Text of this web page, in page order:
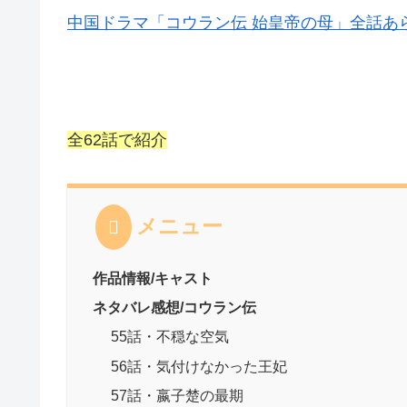
中国ドラマ「コウラン伝 始皇帝の母」全話あ
全62話で紹介
メニュー
作品情報/キャスト
ネタバレ感想/コウラン伝
55話・不穏な空気
56話・気付けなかった王妃
57話・嬴子楚の最期